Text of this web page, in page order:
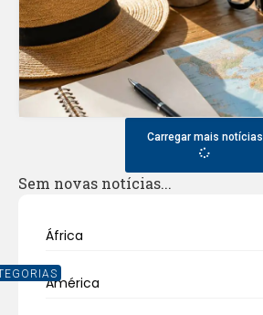
África
América
Carregar mais notícias
Sem novas notícias...